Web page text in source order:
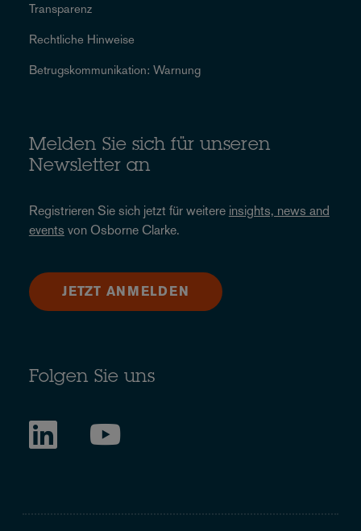
Transparenz
Rechtliche Hinweise
Betrugskommunikation: Warnung
Melden Sie sich für unseren
Newsletter an
Registrieren Sie sich jetzt für weitere insights, news and
events von Osborne Clarke.
JETZT ANMELDEN
Folgen Sie uns